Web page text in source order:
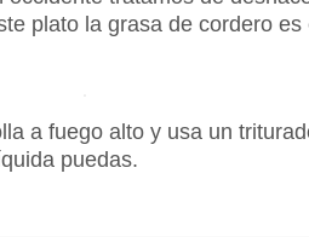
plato la grasa de cordero
a fuego alto y usa un
puedas.